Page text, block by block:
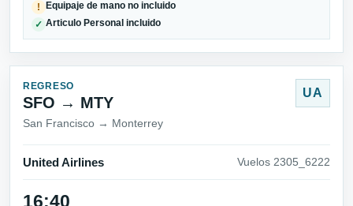
! Equipaje de mano no incluido
✓ Articulo Personal incluido
REGRESO
SFO → MTY
San Francisco → Monterrey
UA
United Airlines Vuelos 2305_6222
16:40